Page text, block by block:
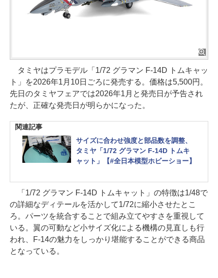
タミヤはプラモデル「1/72 グラマン F-14D トムキャッ
ト」を2026年1月10日ごろに発売する。価格は5,500円。
先日のタミヤフェアでは2026年1月と発売日が予告され
たが、正確な発売日が明らかになった。
関連記事
サイズに合わせ強度と部品数を調整、
タミヤ「1/72 グラマン F-14D トムキ
ャット」【#全日本模型ホビーショー】
「1/72 グラマン F-14D トムキャット」の特徴は1/48で
の詳細なディテールを活かして1/72に縮小させたとこ
ろ。パーツを統合することで組み立てやすさを重視して
いる。翼の可動など小サイズ化による機構の見直しも行
われ、F-14の魅力をしっかり堪能することができる商品
となっている。